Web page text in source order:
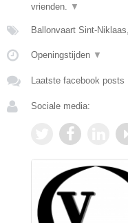
vrienden. ▼
Ballonvaart Sint-
Openingstijden ▼
Laatste facebook posts
Sociale media: